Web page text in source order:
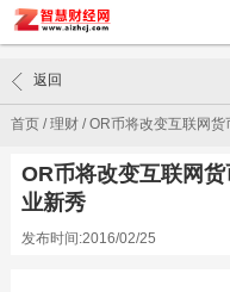
首页/理财/OR币将改变互联网
返回
OR币将改变互联网
业新秀
发布时间:2016/02/25